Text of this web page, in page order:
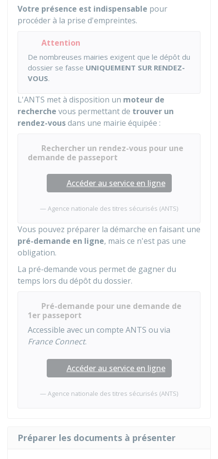
Votre présence est indispensable pour
procéder à la prise d'empreintes.
Attention
De nombreuses mairies exigent que le dépôt du
dossier se fasse UNIQUEMENT SUR RENDEZ-
VOUS.
L'ANTS met à disposition un moteur de
recherche vous permettant de trouver un
rendez-vousdans une mairie équipée :
Rechercher un rendez-vous pour une
demande de passeport
Accéder au service en ligne
Agence nationale des titres sécurisés (ANTS)
Vous pouvez préparer la démarche en faisant une
pré-demande en ligne, mais ce n'est pas une
obligation.
La pré-demande vous permet de gagner du
temps lors du dépôt du dossier.
Pré-demande pour une demande de
1er passeport
Accessible avec un compte ANTS ou via
France Connect.
Accéder au service en ligne
Agence nationale des titres sécurisés (ANTS)
Préparer les documents à présenter